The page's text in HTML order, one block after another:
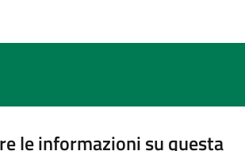
le informazioni su questa